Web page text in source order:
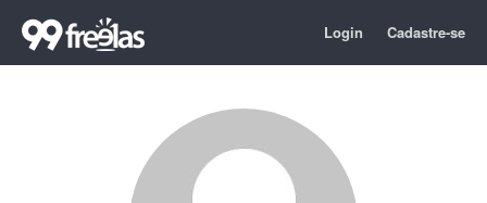
Login Cadastre-se